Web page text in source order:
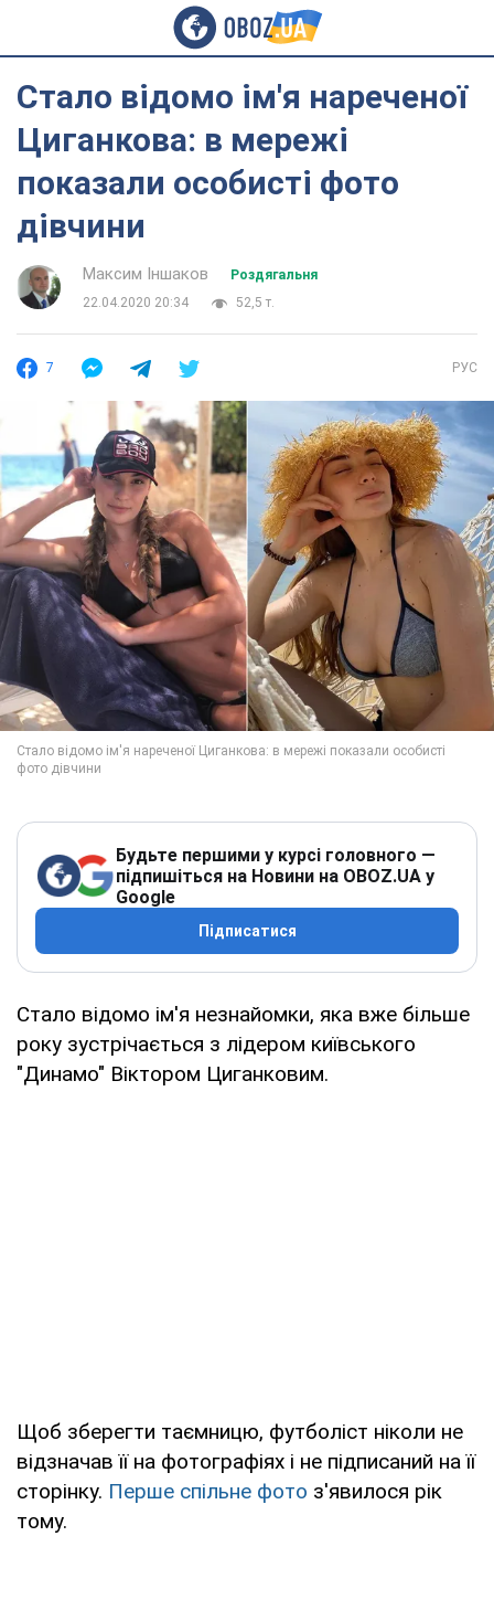
Стало відомо ім'я нареченої
Циганкова: в мережі
показали особисті фото
дівчини
Максим Іншаков
Роздягальня
22.04.2020 20:34
52,5 т.
7 РУС
Будьте першими у курсі головного —
підпишіться на Новини на OBOZ.UA у
Google
Підписатися
Стало відомо ім'я незнайомки, яка вже більше
року зустрічається з лідером київського
"Динамо" Віктором Циганковим.
Щоб зберегти таємницю, футболіст ніколи не
відзначав її на фотографіях і не підписаний на її
сторінку. Перше спільне фото з'явилося рiк
тому.